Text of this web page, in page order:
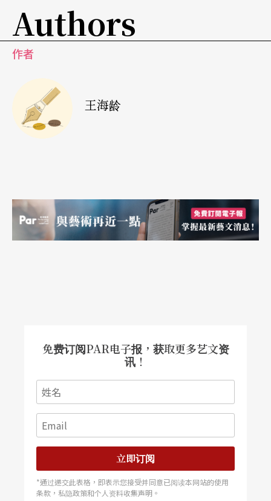
一次油锅把外皮炸酥。值得一提的是，当地人吃薯
条沾的不是蕃茄酱，而是美乃滋；他们用餐时常把
薯条作为主食，搭配著菜和肉一起吃，有些餐馆甚
至会免费供应无限量的炸薯条。
另外值得一提的是令比利时人感到骄傲的「比利时
巧克力成分及制作流程的规范，除了规定原料产地
及可可豆等级外，还严格禁止添加氢化植物油，只
外交官之城、古城与钻石之城
比国首都布鲁塞尔是欧盟主要机构及北约总部的所
在地，也是全世界外交官密度最高的地区，包括各
国驻比利时的使领馆、驻欧盟的代表团及驻北约的
代表团等，共有超过两百五十个驻外机构，坐落在
这座面积只有台北市60%的城市；再加上许多来自
义大利、西班牙、葡萄牙、摩洛哥及土耳其等各国
Authors
作者
王海龄
免费订阅PAR电子报，获取更多艺文资
讯！
立即订阅
*通过递交此表格，即表示您接受并同意已阅读本网站的使用
条款，私隐政策和个人资料收集声明。